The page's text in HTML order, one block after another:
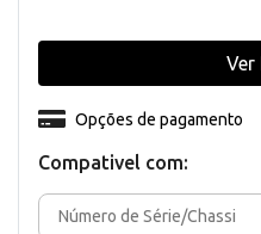
Compativel com:
Opções de pagamento
Ver